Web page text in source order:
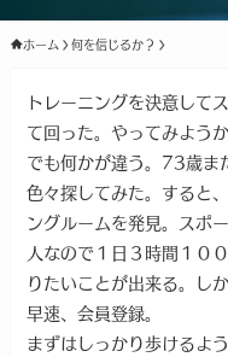
ホーム 何を信じるか？
トレーニングを決意して
て回った。やってみよう
でも何かが違う。73歳ま
色々探してみた。すると
ングルームを発見。スポ
人なので１日３時間１０
りたいことが出来る。し
早速、会員登録。
まずはしっかり歩けるよ